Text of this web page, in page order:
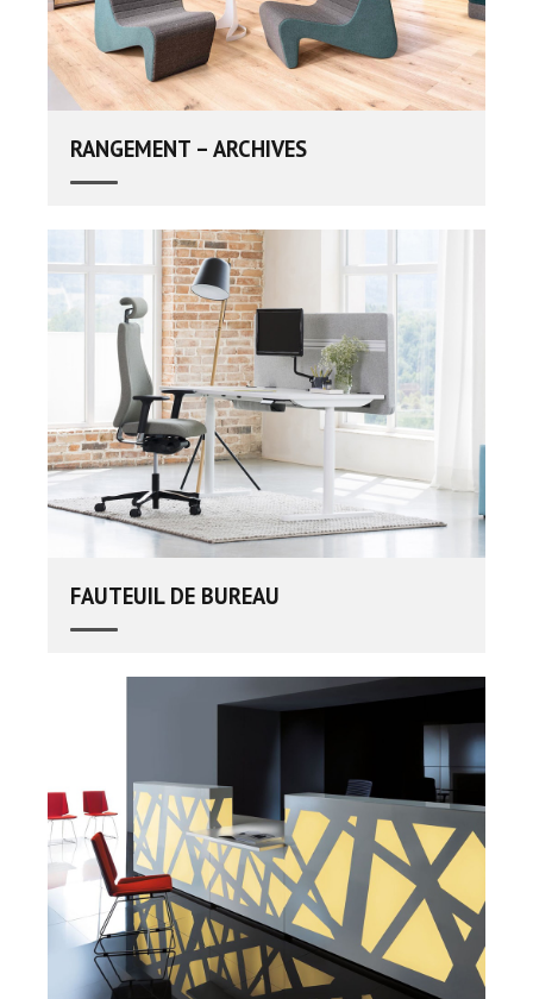
RANGEMENT – ARCHIVES
FAUTEUIL DE BUREAU